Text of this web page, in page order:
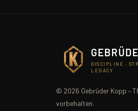
DISCIPLINE ·
LEGACY
© 2026 Gebrüder Kopp –
vorbehalten.